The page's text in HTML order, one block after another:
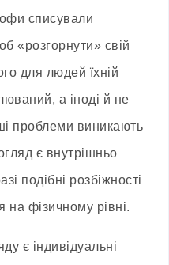
списували
«розгорнути» свій
для людей їхній
а іноді й не
проблеми виникають
є внутрішньо
подібні розбіжності
на фізичному рівні.
є індивідуальні